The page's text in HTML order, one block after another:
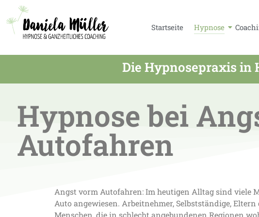
Startseite Hypnose
Die Hypnosepraxis in
Hypnose bei
Autofahren
Angst vorm Autofahren: Im heutigen Alltag sind viele
Auto angewiesen. Arbeitnehmer, Selbstständige, Eltern
Menschen, die in schlecht angebundenen Regionen